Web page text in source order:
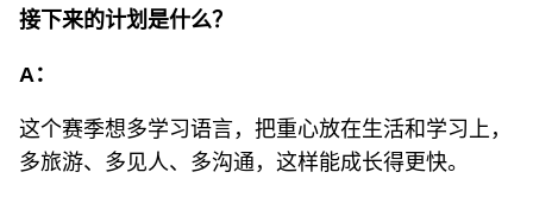
接下来的计划是什么？
A：
这个赛季想多学习语言，把重心放在生活和学习上，
多旅游、多见人、多沟通，这样能成长得更快。